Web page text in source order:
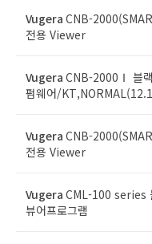
Vugera CNB-
전용 Viewer
Vugera CNB-2000Ⅰ 블
펌웨어/
Vugera CNB-
전용 Viewer
Vugera CML-100 series
뷰어프로그램